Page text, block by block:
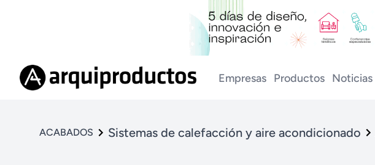
Empresas Productos Noticias
ACABADOS Sistemas de calefacción y aire acondicionado